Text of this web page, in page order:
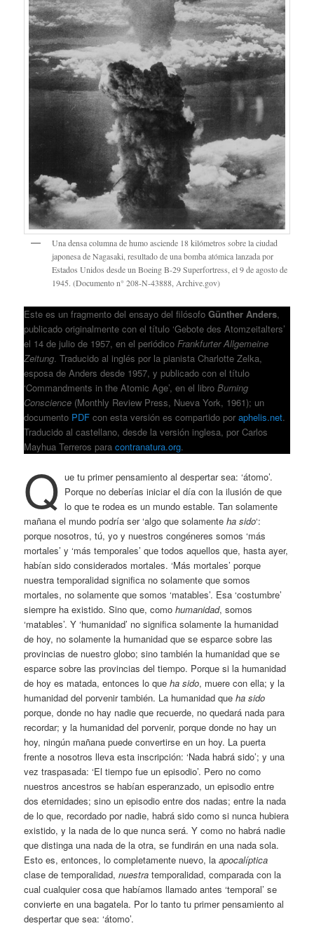
Una densa columna de humo asciende 18 kilómetros sobre la ciudad
japonesa de Nagasaki, resultado de una bomba atómica lanzada por
Estados Unidos desde un Boeing B-29 Superfortress, el 9 de agosto de
1945. (Documento n° 208-N-43888, Archive.gov)
Este es un fragmento del ensayo del filósofoGünther Anders,
publicado originalmente con el título ‘Gebote des Atomzeitalters’
el 14 de julio de 1957, en el periódicoFrankfurter Allgemeine
Zeitung. Traducido al inglés por la pianista Charlotte Zelka,
esposa de Anders desde 1957, y publicado con el título
‘Commandments in the Atomic Age’, en el libroBurning
Conscience (Monthly Review Press, Nueva York, 1961); un
documento PDF con esta versión es compartido poraphelis.net.
Traducido al castellano, desde la versión inglesa, por Carlos
Mayhua Terreros paracontranatura.org.
Q ue tu primer pensamiento al despertar sea: ‘átomo’.
Porque no deberías iniciar el día con la ilusión de que
lo que te rodea es un mundo estable. Tan solamente
mañana el mundo podría ser ‘algo que solamenteha sido‘:
porque nosotros, tú, yo y nuestros congéneres somos ‘más
mortales’ y ‘más temporales’ que todos aquellos que, hasta ayer,
habían sido considerados mortales. ‘Más mortales’ porque
nuestra temporalidad significa no solamente que somos
mortales, no solamente que somos ‘matables’. Esa ‘costumbre’
siempre ha existido. Sino que, comohumanidad, somos
‘matables’. Y ‘humanidad’ no significa solamente la humanidad
de hoy, no solamente la humanidad que se esparce sobre las
provincias de nuestro globo; sino también la humanidad que se
esparce sobre las provincias del tiempo. Porque si la humanidad
de hoy es matada, entonces lo queha sido, muere con ella; y la
humanidad del porvenir también. La humanidad queha sido
porque, donde no hay nadie que recuerde, no quedará nada para
recordar; y la humanidad del porvenir, porque donde no hay un
hoy, ningún mañana puede convertirse en un hoy. La puerta
frente a nosotros lleva esta inscripción: ‘Nada habrá sido’; y una
vez traspasada: ‘El tiempo fue un episodio’. Pero no como
nuestros ancestros se habían esperanzado, un episodio entre
dos eternidades; sino un episodio entre dos nadas; entre la nada
de lo que, recordado por nadie, habrá sido como si nunca hubiera
existido, y la nada de lo que nunca será. Y como no habrá nadie
que distinga una nada de la otra, se fundirán en una nada sola.
Esto es, entonces, lo completamente nuevo, laapocalíptica
clase de temporalidad,nuestra temporalidad, comparada con la
cual cualquier cosa que habíamos llamado antes ‘temporal’ se
convierte en una bagatela. Por lo tanto tu primer pensamiento al
despertar que sea: ‘átomo’.